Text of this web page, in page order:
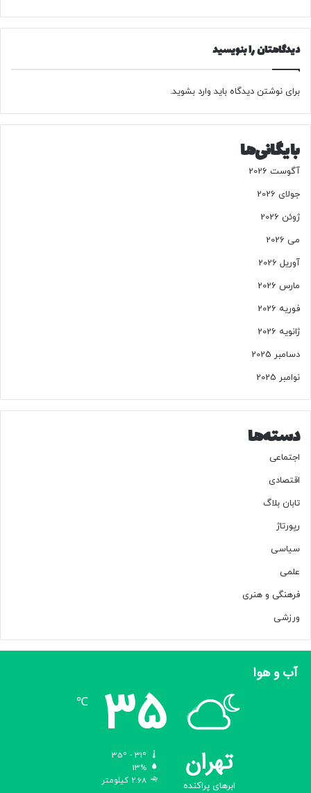
ش
د
ت
+
و
دیدگاهتان را بنویسید
برای نوشتن دیدگاه باید وارد بشوید.
بایگانی‌ها
آگوست 2026
جولای 2026
ژوئن 2026
می 2026
آوریل 2026
مارس 2026
فوریه 2026
ژانویه 2026
دسامبر 2025
نوامبر 2025
دسته‌ها
اجتماعی
اقتصادی
تابان بلاگ
رپورتاژ
سیاسی
علمی
فرهنگی و هنری
ورزشی
آب و هوا
تهران
ابرهای پراکنده
35
℃
13%
2.68 کیلومتر